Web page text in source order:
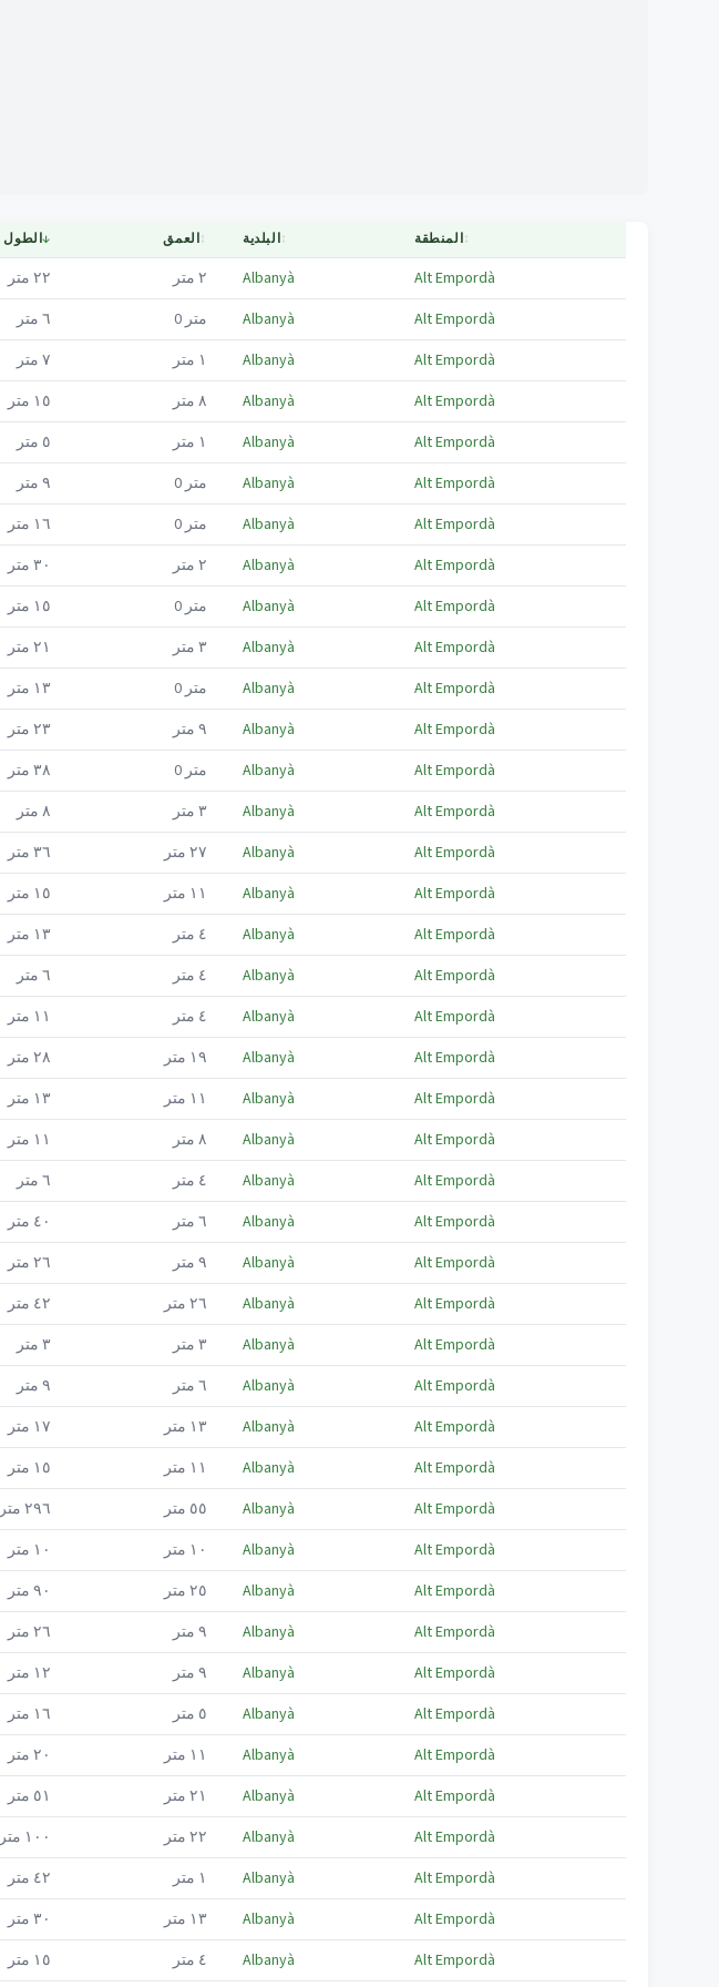
الطول↓ العمق↕ البلدية↕ المنطقة↕
٢٢ متر ٢ متر Albanyà
Alt Empordà
٦ متر 0 متر Albanyà
Alt Empordà
٧ متر ١ متر Albanyà
Alt Empordà
١٥ متر ٨ متر Albanyà
Alt Empordà
٥ متر ١ متر Albanyà
Alt Empordà
٩ متر 0 متر Albanyà
Alt Empordà
١٦ متر 0 متر Albanyà
Alt Empordà
٣٠ متر ٢ متر Albanyà
Alt Empordà
١٥ متر 0 متر Albanyà
Alt Empordà
٢١ متر ٣ متر Albanyà
Alt Empordà
١٣ متر 0 متر Albanyà
Alt Empordà
٢٣ متر ٩ متر Albanyà
Alt Empordà
٣٨ متر 0 متر Albanyà
Alt Empordà
٨ متر ٣ متر Albanyà
Alt Empordà
٣٦ متر ٢٧ متر Albanyà
Alt Empordà
١٥ متر ١١ متر Albanyà
Alt Empordà
١٣ متر ٤ متر Albanyà
Alt Empordà
٦ متر ٤ متر Albanyà
Alt Empordà
١١ متر ٤ متر Albanyà
Alt Empordà
٢٨ متر ١٩ متر Albanyà
Alt Empordà
١٣ متر ١١ متر Albanyà
Alt Empordà
١١ متر ٨ متر Albanyà
Alt Empordà
٦ متر ٤ متر Albanyà
Alt Empordà
٤٠ متر ٦ متر Albanyà
Alt Empordà
٢٦ متر ٩ متر Albanyà
Alt Empordà
٤٢ متر ٢٦ متر Albanyà
Alt Empordà
٣ متر ٣ متر Albanyà
Alt Empordà
٩ متر ٦ متر Albanyà
Alt Empordà
١٧ متر ١٣ متر Albanyà
Alt Empordà
١٥ متر ١١ متر Albanyà
Alt Empordà
٢٩٦ متر ٥٥ متر Albanyà
Alt Empordà
١٠ متر ١٠ متر Albanyà
Alt Empordà
٩٠ متر ٢٥ متر Albanyà
Alt Empordà
٢٦ متر ٩ متر Albanyà
Alt Empordà
١٢ متر ٩ متر Albanyà
Alt Empordà
١٦ متر ٥ متر Albanyà
Alt Empordà
٢٠ متر ١١ متر Albanyà
Alt Empordà
٥١ متر ٢١ متر Albanyà
Alt Empordà
١٠٠ متر ٢٢ متر Albanyà
Alt Empordà
٤٢ متر ١ متر Albanyà
Alt Empordà
٣٠ متر ١٣ متر Albanyà
Alt Empordà
١٥ متر ٤ متر Albanyà Alt Empordà